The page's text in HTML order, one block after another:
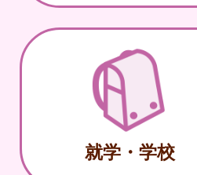
就学・学校